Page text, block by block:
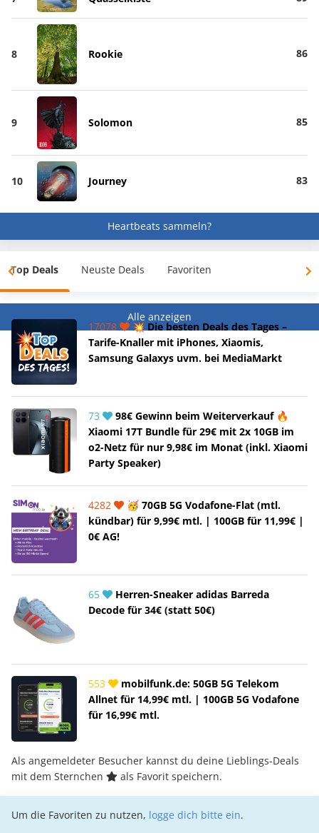
8 Rookie 86
9 Solomon 85
10 Journey 83
Heartbeats sammeln?
Top Deals Neuste Deals Favoriten
Alle anzeigen
17078
💥 Die besten Deals des Tages –
Tarife-Knaller mit iPhones, Xiaomis,
Samsung Galaxys uvm. bei MediaMarkt
73
98€ Gewinn beim Weiterverkauf 🔥
Xiaomi 17T Bundle für 29€ mit 2x 10GB im
o2-Netz für nur 9,98€ im Monat (inkl. Xiaomi
Party Speaker)
4282
🥳 70GB 5G Vodafone-Flat (mtl.
kündbar) für 9,99€ mtl. | 100GB für 11,99€ |
0€ AG!
65
Herren-Sneaker adidas Barreda
Decode für 34€ (statt 50€)
553
mobilfunk.de: 50GB 5G Telekom
Allnet für 14,99€ mtl. | 100GB 5G Vodafone
für 16,99€ mtl.
Als angemeldeter Besucher kannst du deine Lieblings-Deals
mit dem Sternchen
als Favorit speichern.
Um die Favoriten zu nutzen, logge dich bitte ein.